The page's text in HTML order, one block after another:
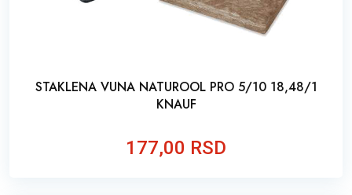
STAKLENA VUNA NATUROOL PRO 5/10 18,48/1
KNAUF
177,00 RSD